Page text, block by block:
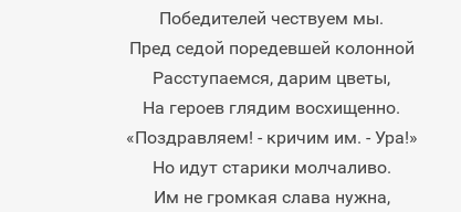
Победителей чествуем мы.
Пред седой поредевшей колонной
Расступаемся, дарим цветы,
На героев глядим восхищенно.
«Поздравляем! - кричим им. - Ура!»
Но идут старики молчаливо.
Им не громкая слава нужна,